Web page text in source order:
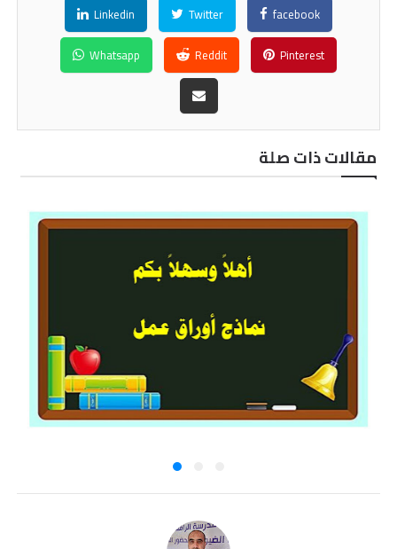
facebook
Twitter
Linkedin
Pinterest
Reddit
Whatsapp
مقالات ذات صلة